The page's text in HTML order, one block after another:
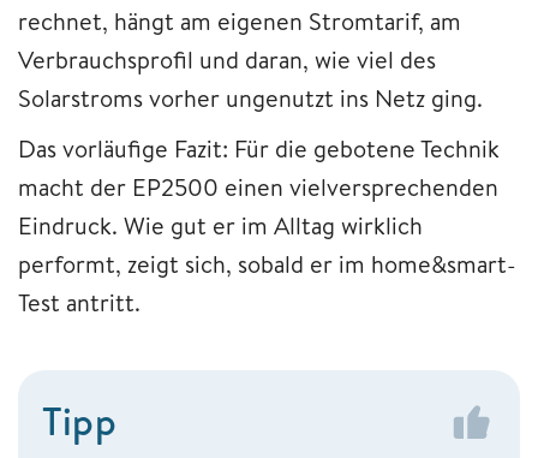
rechnet, hängt am eigenen Stromtarif, am
Verbrauchsprofil und daran, wie viel des
Solarstroms vorher ungenutzt ins Netz ging.
Das vorläufige Fazit: Für die gebotene Technik
macht der EP2500 einen vielversprechenden
Eindruck. Wie gut er im Alltag wirklich
performt, zeigt sich, sobald er im home&smart-
Test antritt.
Tipp